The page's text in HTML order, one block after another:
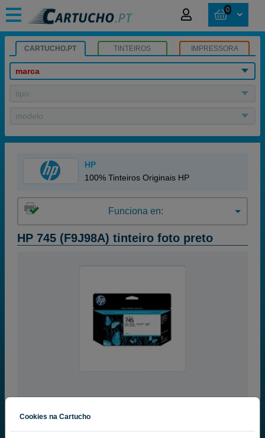
0
CARTUCHO.PT TINTEIROS IMPRESSORA
marca
tipo
modelo
HP
100% Tinteiros Originais HP
Funciona en:
HP 745 (F9J98A) tinteiro foto preto
Cookies na Cartucho